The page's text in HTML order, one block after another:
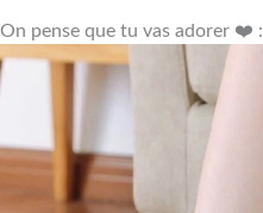
On pense que tu vas adorer ❤️ :